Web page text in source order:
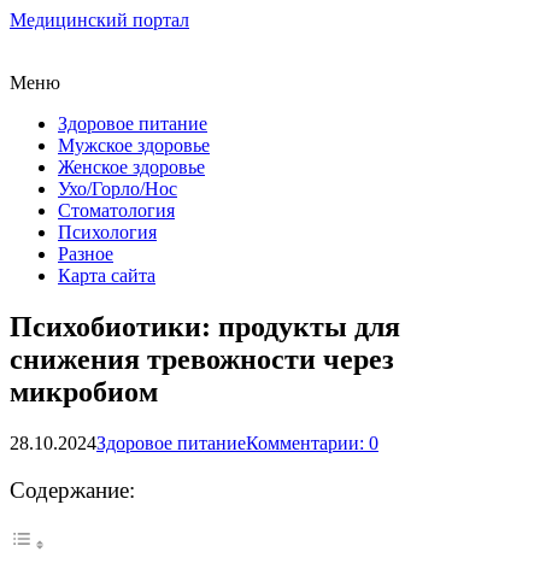
Медицинский портал
Меню
Здоровое питание
Мужское здоровье
Женское здоровье
Ухо/Горло/Нос
Стоматология
Психология
Разное
Карта сайта
Психобиотики: продукты для
снижения тревожности через
микробиом
28.10.2024Здоровое питаниеКомментарии: 0
Содержание: